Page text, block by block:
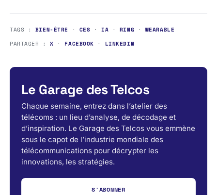
TAGS : BIEN-ÊTRE · CES ·IA · RING · WEARABLE
PARTAGER :X · FACEBOOK · LINKEDIN
Le Garage des Telcos
Chaque semaine, entrez dans l’atelier des
télécoms : un lieu d’analyse, de décodage et
d’inspiration. Le Garage des Telcos vous emmène
sous le capot de l’industrie mondiale des
télécommunications pour décrypter les
innovations, les stratégies.
S'ABONNER